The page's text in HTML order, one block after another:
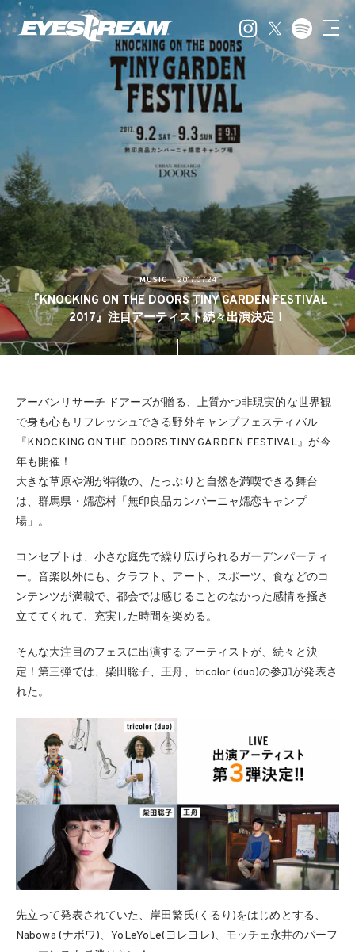
MUSIC 2017.07.24
『KNOCKING ON THE DOORS TINY GARDEN FESTIVAL
2017』注目アーティスト続々出演決定！
アーバンリサーチ ドアーズが贈る、上質かつ非現実的な世界観
で身も心もリフレッシュできる野外キャンプフェスティバル
『KNOCKING ON THE DOORS TINY GARDEN FESTIVAL』が今
年も開催！
大きな草原や湖が特徴の、たっぷりと自然を満喫できる舞台
は、群馬県・嬬恋村「無印良品カンパーニャ嬬恋キャンプ
場」。
コンセプトは、小さな庭先で繰り広げられるガーデンパーティ
ー。音楽以外にも、クラフト、アート、スポーツ、食などのコ
ンテンツが満載で、都会では感じることのなかった感情を掻き
立ててくれて、充実した時間を楽める。
そんな大注目のフェスに出演するアーティストが、続々と決
定！第三弾では、柴田聡子、王舟、tricolor (duo)の参加が発表さ
れた。
先立って発表されていた、岸田繁氏(くるり)をはじめとする、
Nabowa (ナボワ)、YoLeYoLe(ヨレヨレ)、モッチェ永井のパーフ